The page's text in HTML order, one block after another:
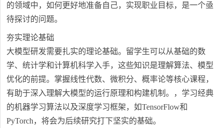
的领域中，如何更好地准备自己，实现职业目标，是一个亟
待探讨的问题。
夯实理论基础
大模型研发需要扎实的理论基础。留学生可以从基础的数
学、统计学和计算机科学入手，这些知识是理解算法、模型
优化的前提。掌握线性代数、微积分、概率论等核心课程，
有助于深入理解大模型的运行原理和构建机制。，学习经典
的机器学习算法以及深度学习框架，如TensorFlow和
PyTorch，将会为后续研究打下坚实的基础。